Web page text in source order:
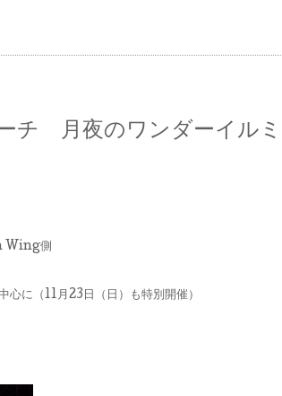
チ 月夜のワンダーイル
Wing側
に（11月23日（日）も特別開催）